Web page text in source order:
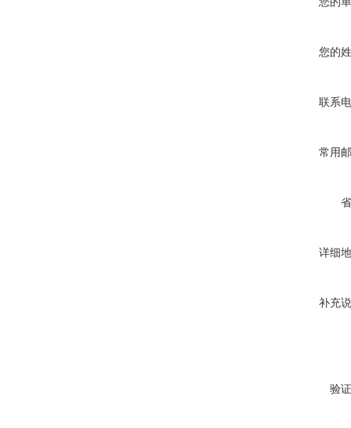
您的
联系
常用
详细
补充
验